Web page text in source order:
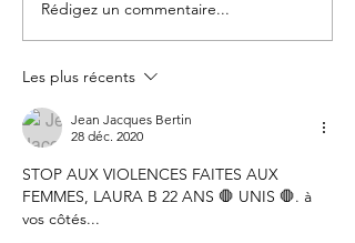
WEBINAIRE #1 Parler
est un Besoin, Ecouter
est un Art
Rédigez un commentaire...
Les plus récents
Jean Jacques Bertin
28 déc. 2020
STOP AUX VIOLENCES FAITES AUX
FEMMES, LAURA B 22 ANS 🛑 UNIS 🛑. à
vos côtés...